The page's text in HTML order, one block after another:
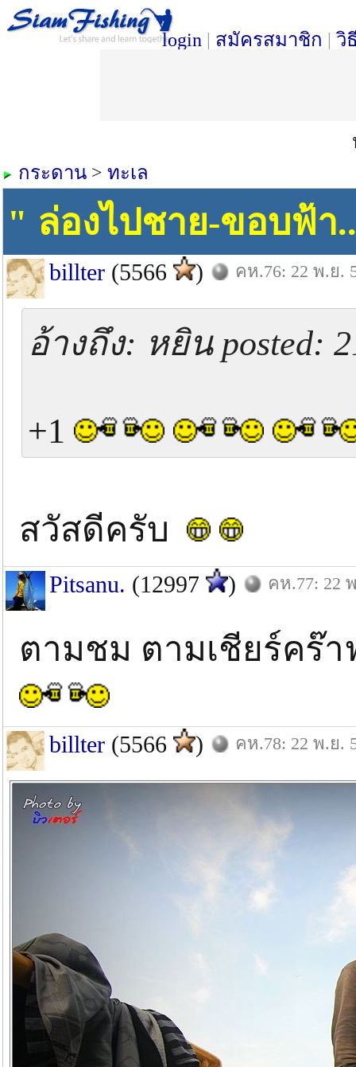
login | สมัครสมาชิก | วิ
กระดาน > ทะเล
" ล่องไปชาย-ขอบฟ้า
billter (5566 ) คห.76: 22 พ.ย.
อ้างถึง: หยิน posted:
+1
สวัสดีครับ
Pitsanu. (12997 ) คห.77: 22
ตามชม ตามเชียร์คร๊
billter (5566 ) คห.78: 22 พ.ย.